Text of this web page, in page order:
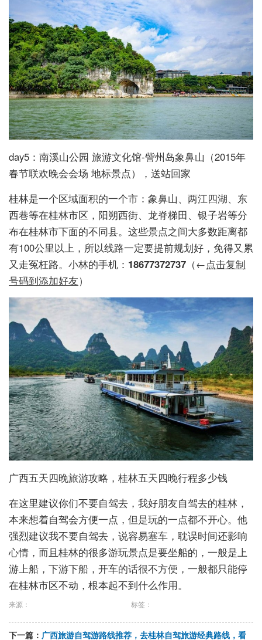
day5：南溪山公园 旅游文化馆-訾州岛象鼻山（2015年
春节联欢晚会会场 地标景点），送站回家
桂林是一个区域面积的一个市：象鼻山、两江四湖、东
西巷等在桂林市区，阳朔西街、龙脊梯田、银子岩等分
布在桂林市下面的不同县。这些景点之间大多数距离都
有100公里以上，所以线路一定要提前规划好，免得又累
又走冤枉路。小林的手机： 18677372737 （←点击复制
号码到添加好友）
广西五天四晚旅游攻略，桂林五天四晚行程多少钱
在这里建议你们不要自驾去，我好朋友自驾去的桂林，
本来想着自驾会方便一点，但是玩的一点都不开心。他
强烈建议我不要自驾去，说容易塞车，耽误时间还影响
心情，而且桂林的很多游玩景点是要坐船的，一般是上
游上船，下游下船，开车的话很不方便，一般都只能停
在桂林市区不动，根本起不到什么作用。
来源： 标签：
下一篇： 广西旅游自驾游路线推荐，去桂林自驾旅游经典路线，看